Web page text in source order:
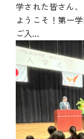
学された皆さん
ようこそ！第一
ご入...